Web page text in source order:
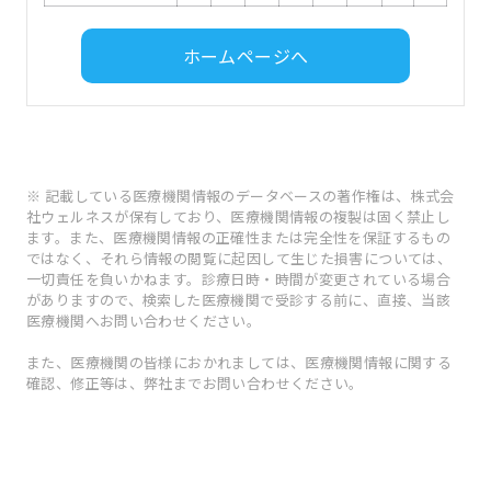
ホームページへ
※ 記載している医療機関情報のデータベースの著作権は、株式会
社ウェルネスが保有しており、医療機関情報の複製は固く禁止し
ます。また、医療機関情報の正確性または完全性を保証するもの
ではなく、それら情報の閲覧に起因して生じた損害については、
一切責任を負いかねます。診療日時・時間が変更されている場合
がありますので、検索した医療機関で受診する前に、直接、当該
医療機関へお問い合わせください。
また、医療機関の皆様におかれましては、医療機関情報に関する
確認、修正等は、弊社までお問い合わせください。